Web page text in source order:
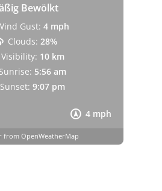
Bewölkt
4 mph
Gust: 4 mph
Clouds: 28%
Visibility: 10 km
Sunrise: 5:56 am
Sunset: 9:07 pm
from OpenWeatherMap